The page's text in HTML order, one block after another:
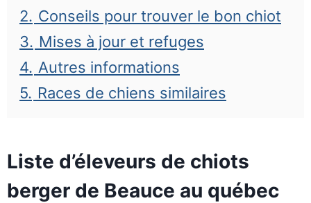
2. Conseils pour trouver le bon chiot
3. Mises à jour et refuges
4. Autres informations
5. Races de chiens similaires
Liste d’éleveurs de chiots
berger de Beauce au québec